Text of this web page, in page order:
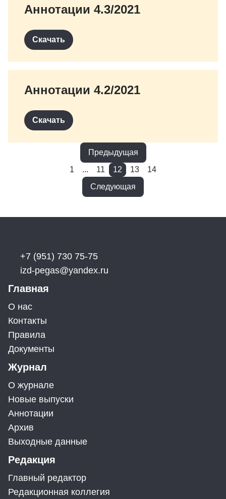
Аннотации 4.3/2021
Скачать
Аннотации 4.2/2021
Скачать
Предыдущая
1
... 11 12 13
14
Следующая
Главная
О нас
Контакты
Правила
Документы
Журнал
О журнале
Новые выпуски
Аннотации
Архив
Выходные данные
Редакция
Главный редактор
Редакционная коллегия
+7 (951) 730 75-75
izd-pegas@yandex.ru